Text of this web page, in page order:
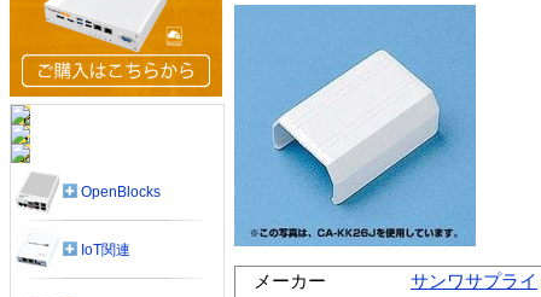
メーカー
サンワサプライ
OpenBlocks
IoT関連